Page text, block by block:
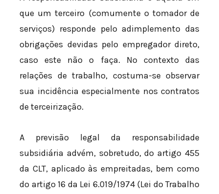
que um terceiro (comumente o tomador de
serviços) responde pelo adimplemento das
obrigações devidas pelo empregador direto,
caso este não o faça. No contexto das
relações de trabalho, costuma-se observar
sua incidência especialmente nos contratos
de terceirização.
A previsão legal da responsabilidade
subsidiária advém, sobretudo, do artigo 455
da CLT, aplicado às empreitadas, bem como
do artigo 16 da Lei 6.019/1974 (Lei do Trabalho